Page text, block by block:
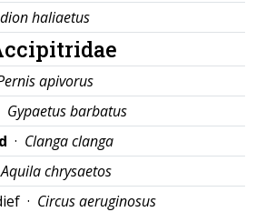
haliaetus
apivorus
Gypaetus barbatus
· Clanga clanga
Aquila chrysaetos
· Circus aeruginosus